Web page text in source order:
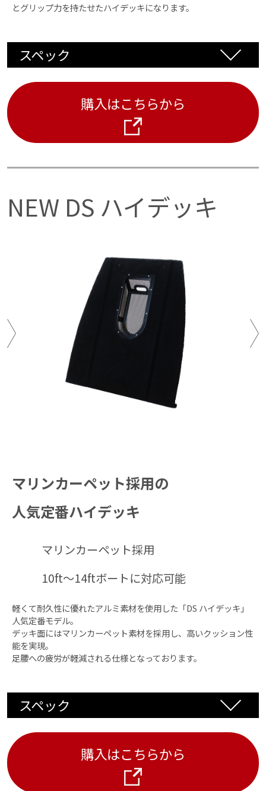
とグリップ力を持たせたハイデッキになります。
スペック
ブラック×ルビーレッド、ストーム グレー×ブラッ
ク、モカ×ブラック、 ストームグレー×バハマブル
ー、ブ ラック×バハマブルー、ブラック× ホワイト
11.6㎏
展開時：縦幅 1020㎜×横幅 980㎜、 折 り 畳 み 時：
縦 幅 1020 ㎜ ×540㎜、オフセットトレー部 ( ステン
レス製 )：厚さ 90㎜
デッキ素材
対応ボート
※特殊形状のボートを除く
発泡ブロックや別売りのD Sハイデッキ用吊り下げス
テーを使用することで、免許不要艇(10ft、11ft)や
14ftボートにも対応可能
対応エレキ
X5 シリーズ
ミンコタ社：FORTREX・MAXXUM・EDGE シリーズ
購入はこちらから
NEW DS ハイデッキ
マリンカーペット採用の
人気定番ハイデッキ
マリンカーペット採用
10ft～14ftボートに対応可能
軽くて耐久性に優れたアルミ素材を使用した「DS ハイデッキ」
人気定番モデル。
デッキ面にはマリンカーペット素材を採用し、高いクッション性
能を実現。
足腰への疲労が軽減される仕様となっております。
スペック
ブラック、グレー購入はこちらから